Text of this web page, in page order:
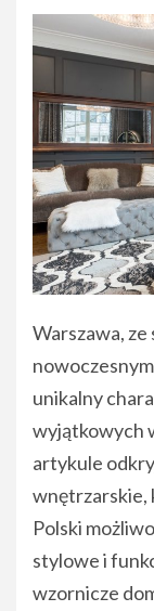
Warszawa,
unikalny
wyjątkowych
artykule
wnętrzarskie,
Polski
stylowe i
wzornicze